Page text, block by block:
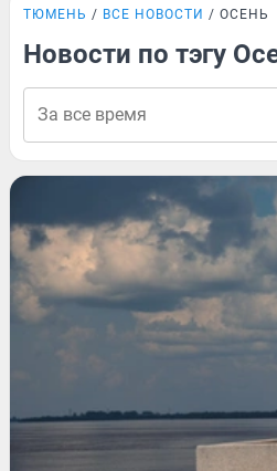
ТЮМЕНЬ ВСЕ НОВОСТИ ОСЕНЬ
Новости по тэгу